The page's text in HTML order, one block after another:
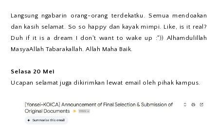
Langsung ngabarin orang-orang terdekatku. Semua mendoakan
dan kasih selamat. So so happy dan kayak mimpi. Like, is it real?
Duh if it is a dream I don't want to wake up :")) Alhamdulillah
MasyaAllah Tabarakallah. Allah Maha Baik.
Selasa 20 Mei
Ucapan selamat juga dikirimkan lewat email oleh pihak kampus.